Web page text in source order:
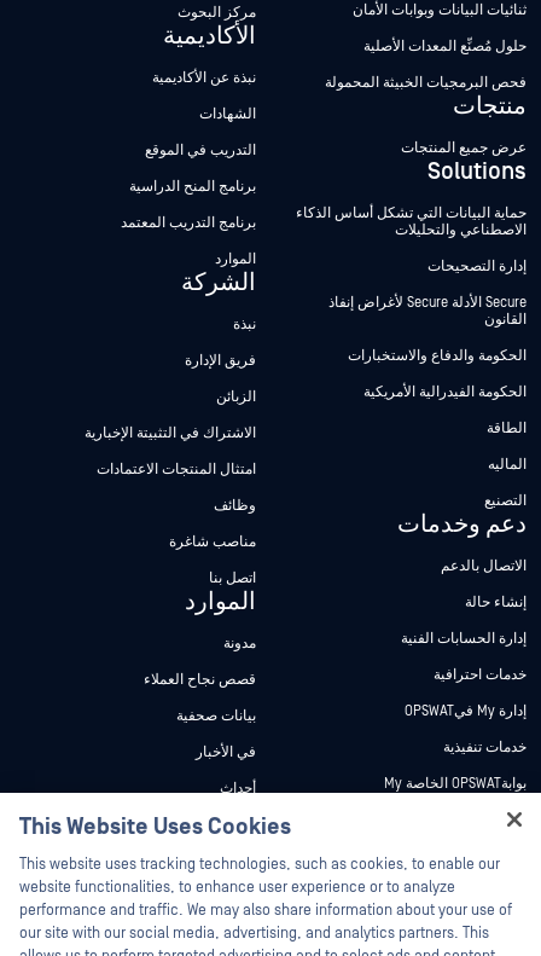
ثنائيات البيانات وبوابات الأمان
حلول مُصنِّع المعدات الأصلية
فحص البرمجيات الخبيثة المحمولة
منتجات
عرض جميع المنتجات
Solutions
حماية البيانات التي تشكل أساس الذكاء
الاصطناعي والتحليلات
إدارة التصحيحات
Secure الأدلة Secure لأغراض إنفاذ
القانون
الحكومة والدفاع والاستخبارات
الحكومة الفيدرالية الأمريكية
الطاقة
الماليه
التصنيع
دعم وخدمات
الاتصال بالدعم
إنشاء حالة
إدارة الحسابات الفنية
خدمات احترافية
إدارة My فيOPSWAT
خدمات تنفيذية
بوابةOPSWAT الخاصة My
وثائق تقنية
دورات تدريبية
برنامج الثغرات الأمنية
الشركاء
مركز البحوث
الأكاديمية
نبذة عن الأكاديمية
الشهادات
التدريب في الموقع
برنامج المنح الدراسية
برنامج التدريب المعتمد
الموارد
الشركة
نبذة
فريق الإدارة
الزبائن
الاشتراك في التثبيتة الإخبارية
امتثال المنتجات الاعتمادات
وظائف
مناصب شاغرة
اتصل بنا
الموارد
مدونة
قصص نجاح العملاء
بيانات صحفية
في الأخبار
أحداث
ندوات عبر الإنترنت
أوراق البيانات
مستندات تقنية
أدوات مجانية
This Website Uses Cookies
This website uses tracking technologies, such as cookies, to enable our
website functionalities, to enhance user experience or to analyze
performance and traffic. We may also share information about your use of
our site with our social media, advertising, and analytics partners. This
Hey there!
I'm Ozzy, your OPSWAT virtual assistant.
How can I help you secure what's critical
today?